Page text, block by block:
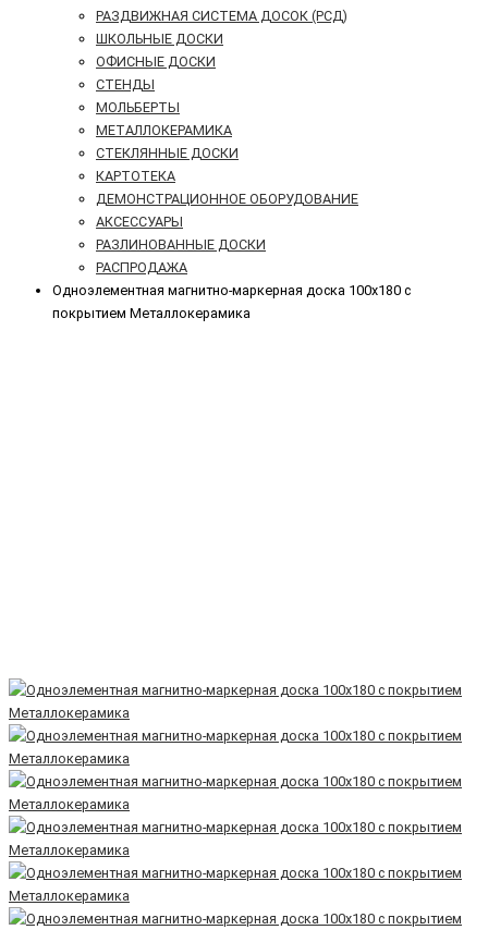
РАЗДВИЖНАЯ СИСТЕМА ДОСОК (РСД)
ШКОЛЬНЫЕ ДОСКИ
ОФИСНЫЕ ДОСКИ
СТЕНДЫ
МОЛЬБЕРТЫ
МЕТАЛЛОКЕРАМИКА
СТЕКЛЯННЫЕ ДОСКИ
КАРТОТЕКА
ДЕМОНСТРАЦИОННОЕ ОБОРУДОВАНИЕ
АКСЕССУАРЫ
РАЗЛИНОВАННЫЕ ДОСКИ
РАСПРОДАЖА
Одноэлементная магнитно-маркерная доска 100х180 с
покрытием Металлокерамика